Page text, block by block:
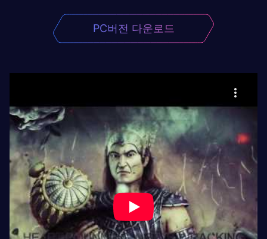
PC버전 다운로드